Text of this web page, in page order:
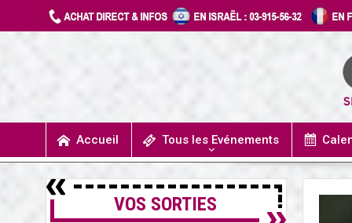
Accueil Tous les Evénements
VOS SORTIES